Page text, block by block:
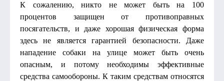
К сожалению, никто не может быть на 100
процентов защищен от противоправных
посягательств, и даже хорошая физическая форма
здесь не является гарантией безопасности. Даже
нападение собаки на улице может быть очень
опасным, и потому необходимы эффективные
средства самообороны. К таким средствам относятся